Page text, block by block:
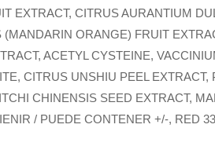
EXTRACT, CITRUS AURANTIUM
ORANGE) FRUIT
ACETYL CYSTEINE,
CITRUS UNSHIU PEEL
CHINENSIS SEED EXTRACT,
/ PUEDE CONTENER +/-, RED